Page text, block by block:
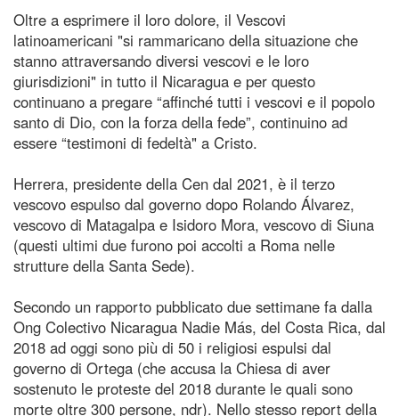
Oltre a esprimere il loro dolore, il Vescovi
latinoamericani "si rammaricano della situazione che
stanno attraversando diversi vescovi e le loro
giurisdizioni" in tutto il Nicaragua e per questo
continuano a pregare “affinché tutti i vescovi e il popolo
santo di Dio, con la forza della fede”, continuino ad
essere “testimoni di fedeltà" a Cristo.
Herrera, presidente della Cen dal 2021, è il terzo
vescovo espulso dal governo dopo Rolando Álvarez,
vescovo di Matagalpa e Isidoro Mora, vescovo di Siuna
(questi ultimi due furono poi accolti a Roma nelle
strutture della Santa Sede).
Secondo un rapporto pubblicato due settimane fa dalla
Ong Colectivo Nicaragua Nadie Más, del Costa Rica, dal
2018 ad oggi sono più di 50 i religiosi espulsi dal
governo di Ortega (che accusa la Chiesa di aver
sostenuto le proteste del 2018 durante le quali sono
morte oltre 300 persone, ndr). Nello stesso report della